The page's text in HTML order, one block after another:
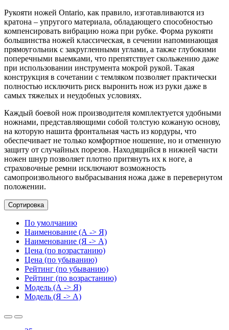
Рукояти ножей Ontario, как правило, изготавливаются из
кратона – упругого материала, обладающего способностью
компенсировать вибрацию ножа при рубке. Форма рукояти
большинства ножей классическая, в сечении напоминающая
прямоугольник с закругленными углами, а также глубокими
поперечными выемками, что препятствует скольжению даже
при использовании инструмента мокрой рукой. Такая
конструкция в сочетании с темляком позволяет практически
полностью исключить риск выронить нож из руки даже в
самых тяжелых и неудобных условиях.
Каждый боевой нож производителя комплектуется удобными
ножнами, представляющими собой толстую кожаную основу,
на которую нашита фронтальная часть из кордуры, что
обеспечивает не только комфортное ношение, но и отменную
защиту от случайных порезов. Находящийся в нижней части
ножен шнур позволяет плотно притянуть их к ноге, а
страховочные ремни исключают возможность
самопроизвольного выбрасывания ножа даже в перевернутом
положении.
Сортировка
По умолчанию
Наименование (А -> Я)
Наименование (Я -> А)
Цена (по возрастанию)
Цена (по убыванию)
Рейтинг (по убыванию)
Рейтинг (по возрастанию)
Модель (А -> Я)
Модель (Я -> А)